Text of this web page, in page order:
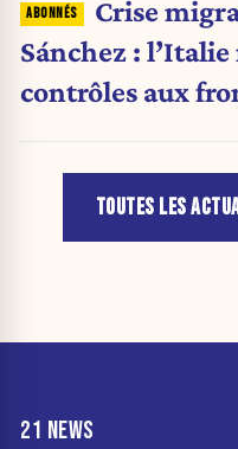
Crise
Sánchez :
contrôles aux
TOUTES LES
21 NEWS